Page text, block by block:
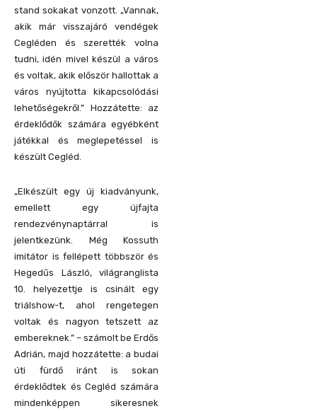
stand sokakat vonzott. „Vannak,
akik már visszajáró vendégek
Cegléden és szerették volna
tudni, idén mivel készül a város
és voltak, akik először hallottak a
város nyújtotta kikapcsolódási
lehetőségekről.” Hozzátette: az
érdeklődők számára egyébként
játékkal és meglepetéssel is
készült Cegléd.
„Elkészült egy új kiadványunk,
emellett egy újfajta
rendezvénynaptárral is
jelentkezünk. Még Kossuth
imitátor is fellépett többször és
Hegedűs László, világranglista
10. helyezettje is csinált egy
triálshow-t, ahol rengetegen
voltak és nagyon tetszett az
embereknek.” – számolt be Erdős
Adrián, majd hozzátette: a budai
úti fürdő iránt is sokan
érdeklődtek és Cegléd számára
mindenképpen sikeresnek